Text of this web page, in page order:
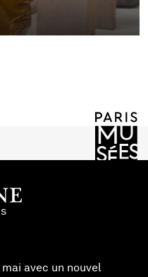
avec un nouvel